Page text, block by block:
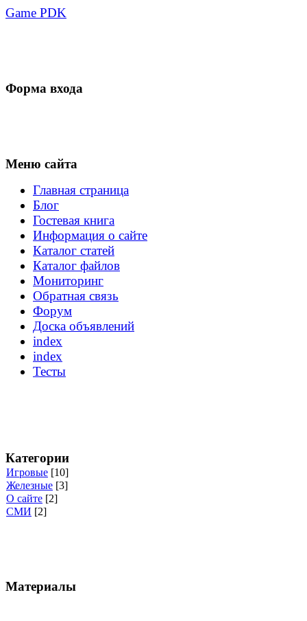
Game PDK
Форма входа
Меню сайта
Главная страница
Блог
Гостевая книга
Информация о сайте
Каталог статей
Каталог файлов
Мониторинг
Обратная связь
Форум
Доска объявлений
index
index
Тесты
Категории
Игровые [10]
Железные [3]
О сайте [2]
СМИ [2]
Материалы